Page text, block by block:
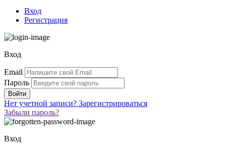
Вход
Регистрация
Вход
Email
Пароль
Нет учетной записи? Зарегистрироваться
Забыли пароль?
Вход